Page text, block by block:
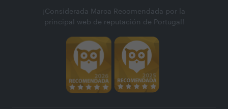
¡Considerada Marca Recomendada por la
principal web de reputación de Portugal!